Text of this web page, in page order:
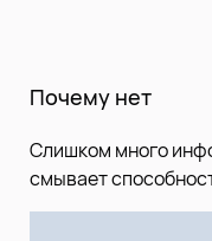
Почему нет
Слишком много
смывает